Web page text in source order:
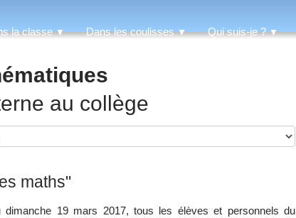
la classe▼ Dans les coulisses▼ Qui suis-je ?▼
au collège
maths"
19 mars 2017, tous les élèves et personnels du